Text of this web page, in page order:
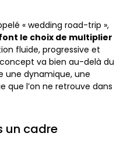
« wedding road-trip »,
le choix de multiplier
fluide, progressive et
va bien au-delà du
une dynamique, une
que l’on ne retrouve dans
un cadre